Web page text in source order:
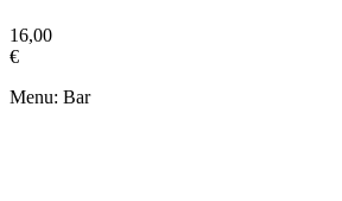
16,00
€
Menu: Bar